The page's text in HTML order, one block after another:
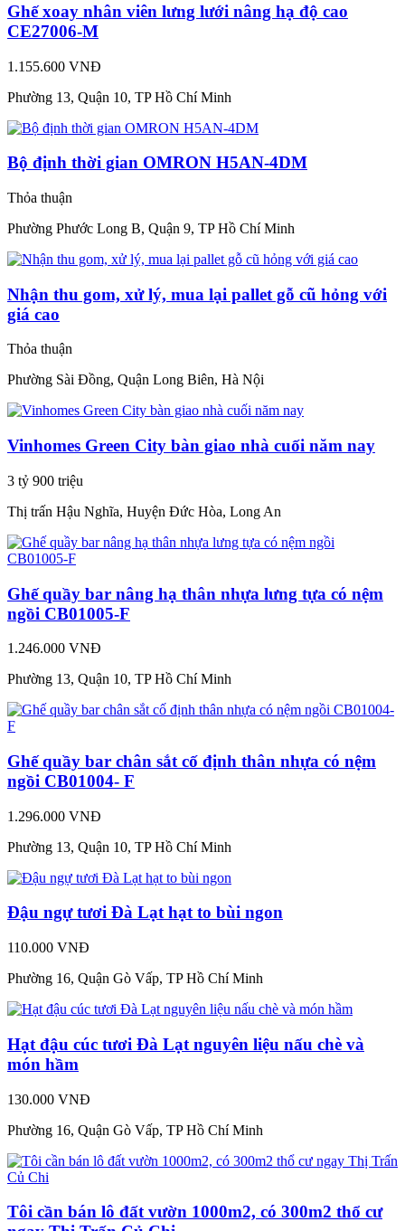
Ghế xoay nhân viên lưng lưới nâng hạ độ cao
CE27006-M
1.155.600 VNĐ
Phường 13, Quận 10, TP Hồ Chí Minh
Bộ định thời gian OMRON H5AN-4DM
Thỏa thuận
Phường Phước Long B, Quận 9, TP Hồ Chí Minh
Nhận thu gom, xử lý, mua lại pallet gỗ cũ hỏng với
giá cao
Thỏa thuận
Phường Sài Đồng, Quận Long Biên, Hà Nội
Vinhomes Green City bàn giao nhà cuối năm nay
3 tỷ 900 triệu
Thị trấn Hậu Nghĩa, Huyện Đức Hòa, Long An
Ghế quầy bar nâng hạ thân nhựa lưng tựa có nệm
ngồi CB01005-F
1.246.000 VNĐ
Phường 13, Quận 10, TP Hồ Chí Minh
Ghế quầy bar chân sắt cố định thân nhựa có nệm
ngồi CB01004- F
1.296.000 VNĐ
Phường 13, Quận 10, TP Hồ Chí Minh
Đậu ngự tươi Đà Lạt hạt to bùi ngon
110.000 VNĐ
Phường 16, Quận Gò Vấp, TP Hồ Chí Minh
Hạt đậu cúc tươi Đà Lạt nguyên liệu nấu chè và
món hầm
130.000 VNĐ
Phường 16, Quận Gò Vấp, TP Hồ Chí Minh
Tôi cần bán lô đất vườn 1000m2, có 300m2 thổ cư